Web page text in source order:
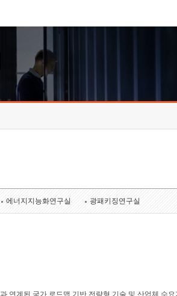
호남권연구본부
기획본부
에너지지능화연구실 광패키징연구실
연계된 국가 로드맵 기반 전략형 기술 및 산업체 수